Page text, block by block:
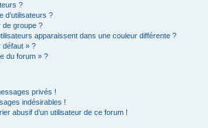
?
d’utilisateurs ?
de groupe ?
apparaissent dans une couleur différente ?
défaut » ?
du forum » ?
privés !
indésirables !
abusif d’un utilisateur de ce forum !